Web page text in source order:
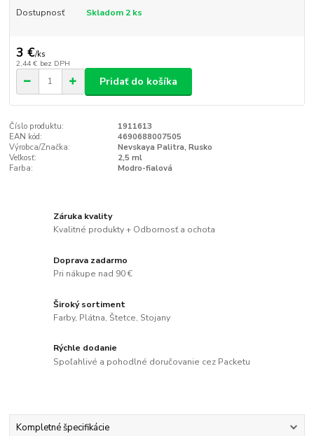
Dostupnosť Skladom 2 ks
3 €/ks
2,44 € bez DPH
Pridať do košíka
Číslo produktu:
1911613
EAN kód:
4690688007505
Výrobca/Značka:
Nevskaya Palitra, Rusko
Veľkosť:
2,5 ml
Farba:
Modro-fialová
Záruka kvality
Kvalitné produkty + Odbornosť a ochota
Doprava zadarmo
Pri nákupe nad 90 €
Široký sortiment
Farby, Plátna, Štetce, Stojany
Rýchle dodanie
Spoľahlivé a pohodlné doručovanie cez Packetu
Kompletné špecifikácie